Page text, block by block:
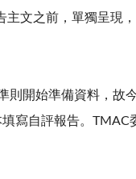
主文之前，單獨呈現
開始準備資料，故
寫自評報告。TMAC